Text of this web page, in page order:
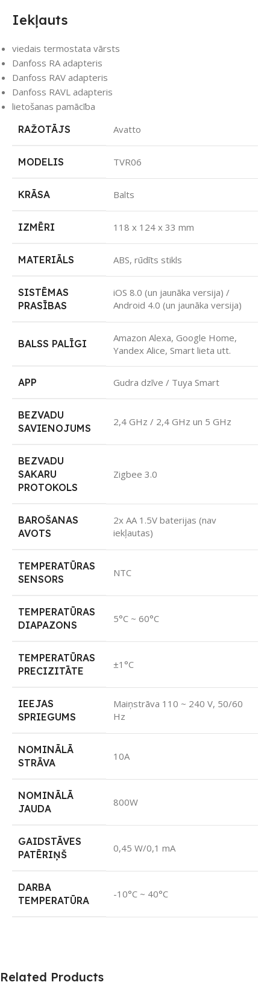
Iekļauts
viedais termostata vārsts
Danfoss RA adapteris
Danfoss RAV adapteris
Danfoss RAVL adapteris
lietošanas pamācība
RAŽOTĀJS
Avatto
MODELIS TVR06
KRĀSA Balts
IZMĒRI 118 x 124 x 33 mm
MATERIĀLS ABS, rūdīts stikls
SISTĒMAS
PRASĪBAS
iOS 8.0 (un jaunāka versija) /
Android 4.0 (un jaunāka versija)
BALSS PALĪGI
Amazon Alexa, Google Home,
Yandex Alice, Smart lieta utt.
APP Gudra dzīve / Tuya Smart
BEZVADU
SAVIENOJUMS
2,4 GHz / 2,4 GHz un 5 GHz
BEZVADU
SAKARU
PROTOKOLS
Zigbee 3.0
BAROŠANAS
AVOTS
2x AA 1.5V baterijas (nav
iekļautas)
TEMPERATŪRAS
SENSORS
NTC
TEMPERATŪRAS
DIAPAZONS
5°C ~ 60°C
TEMPERATŪRAS
PRECIZITĀTE
±1°C
IEEJAS
SPRIEGUMS
Maiņstrāva 110 ~ 240 V, 50/60
Hz
NOMINĀLĀ
STRĀVA
10A
NOMINĀLĀ
JAUDA
800W
GAIDSTĀVES
PATĒRIŅŠ
0,45 W/0,1 mA
DARBA
TEMPERATŪRA
-10°C ~ 40°C
Related Products